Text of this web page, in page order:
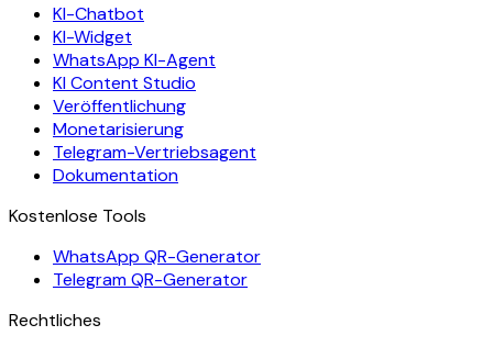
KI-Chatbot
KI-Widget
WhatsApp KI-Agent
KI Content Studio
Veröffentlichung
Monetarisierung
Telegram-Vertriebsagent
Dokumentation
Kostenlose Tools
WhatsApp QR-Generator
Telegram QR-Generator
Rechtliches